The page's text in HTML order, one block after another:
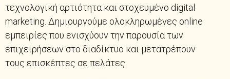
τεχνολογική αρτιότητα και στοχευμένο digital
marketing. Δημιουργούμε ολοκληρωμένες online
εμπειρίες που ενισχύουν την παρουσία των
επιχειρήσεων στο διαδίκτυο και μετατρέπουν
τους επισκέπτες σε πελάτες.